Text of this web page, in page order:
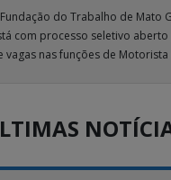
do Trabalho de Mato
com processo seletivo
vagas nas funções de